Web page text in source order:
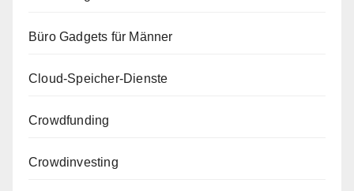
Büro Gadgets für Männer
Cloud-Speicher-Dienste
Crowdfunding
Crowdinvesting